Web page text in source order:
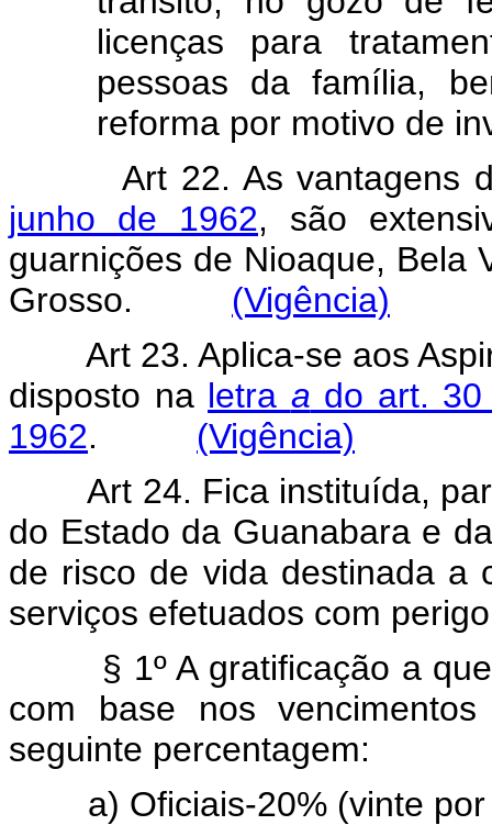
licenças para
pessoas da família,
reforma por motivo de
Art 22. As vantagens
junho de 1962, são
guarnições de Nioaque, Bela
Grosso. (Vigência)
Art 23. Aplica-se aos
disposto na letra a do art.
1962. (Vigência)
Art 24. Fica instituída,
do Estado da Guanabara e
de risco de vida destinada a
serviços efetuados com
§ 1º A gratificação a que
com base nos
seguinte percentagem:
a) Oficiais-20% (vinte por